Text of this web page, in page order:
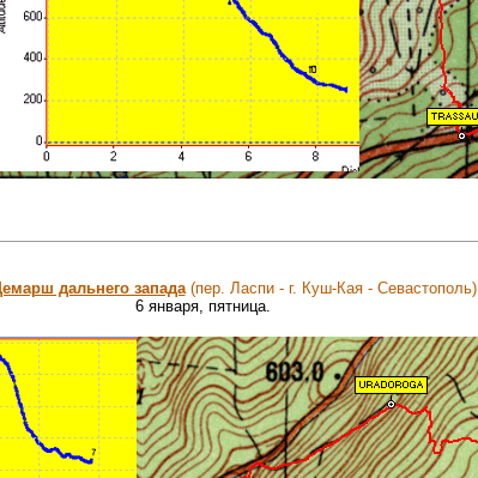
дальнего запада (пер. Ласпи - г. Куш-Кая - Севастополь)
6 января, пятница.